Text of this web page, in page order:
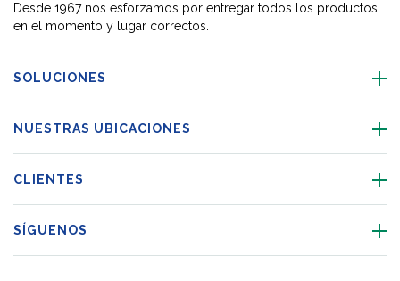
Desde 1967 nos esforzamos por entregar todos los productos
en el momento y lugar correctos.
SOLUCIONES
NUESTRAS UBICACIONES
CLIENTES
SÍGUENOS